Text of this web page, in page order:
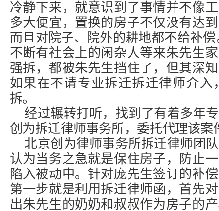
冷静下来，就意识到了事情并不像
多大便宜，置换的房子不仅没有达
而且对院子、院外的耕地都不给补
不断有社会上的闲杂人等来朱先生
强拆，都被朱先生挡住了，但其深
如果在不请专业拆迁拆迁律师介入
拆。
经过辗转打听，找到了有着多年
创为拆迁律师事务所，委托代理该案
北京创为律师事务所拆迁律师团
认为当务之急就是保住房子，防止
陷入被动中。针对庞先生签订的补
第一步就是利用拆迁律师函，首先
出朱先生的奶奶和叔叔作为房子的